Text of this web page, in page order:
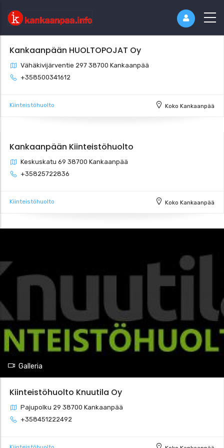
Kankaanpään HUOLTOPOJAT Oy
Vähäkivijärventie 297 38700 Kankaanpää
+358500341612
Kiinteistöhuolto Koko Kankaanpää
Kankaanpään Kiinteistöhuolto
Keskuskatu 69 38700 Kankaanpää
+35825722836
Kiinteistöhuolto Koko Kankaanpää
Galleria
Kiinteistöhuolto Knuutila Oy
Pajupolku 29 38700 Kankaanpää
+358451222492